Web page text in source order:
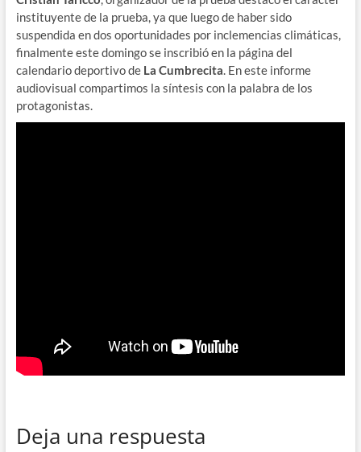
instituyente de la prueba, ya que luego de haber sido
suspendida en dos oportunidades por inclemencias climáticas,
finalmente este domingo se inscribió en la página del
calendario deportivo de La Cumbrecita. En este informe
audiovisual compartimos la síntesis con la palabra de los
protagonistas.
Deja una respuesta